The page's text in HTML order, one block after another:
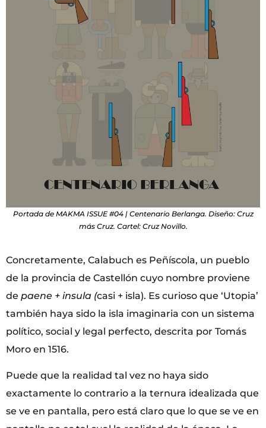
Portada de MAKMA ISSUE #04 | Centenario Berlanga. Diseño: Cruz
más Cruz. Cartel: Cruz Novillo.
Concretamente, Calabuch es Peñíscola, un pueblo
de la provincia de Castellón cuyo nombre proviene
de paene + insula (casi + isla). Es curioso que ‘Utopia’
también haya sido la isla imaginaria con un sistema
político, social y legal perfecto, descrita por Tomás
Moro en 1516.
Puede que la realidad tal vez no haya sido
exactamente lo contrario a la ternura idealizada que
se ve en pantalla, pero está claro que lo que se ve en